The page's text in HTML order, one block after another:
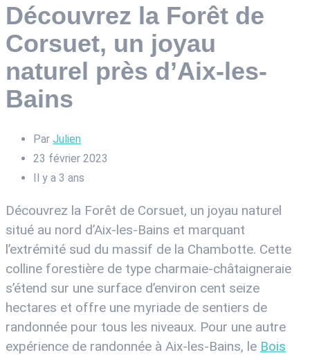
Découvrez la Forêt de
Corsuet, un joyau
naturel près d’Aix-les-
Bains
Par Julien
23 février 2023
Il y a 3 ans
Découvrez la Forêt de Corsuet, un joyau naturel
situé au nord d’Aix-les-Bains et marquant
l’extrémité sud du massif de la Chambotte. Cette
colline forestière de type charmaie-châtaigneraie
s’étend sur une surface d’environ cent seize
hectares et offre une myriade de sentiers de
randonnée pour tous les niveaux. Pour une autre
expérience de randonnée à Aix-les-Bains, le Bois